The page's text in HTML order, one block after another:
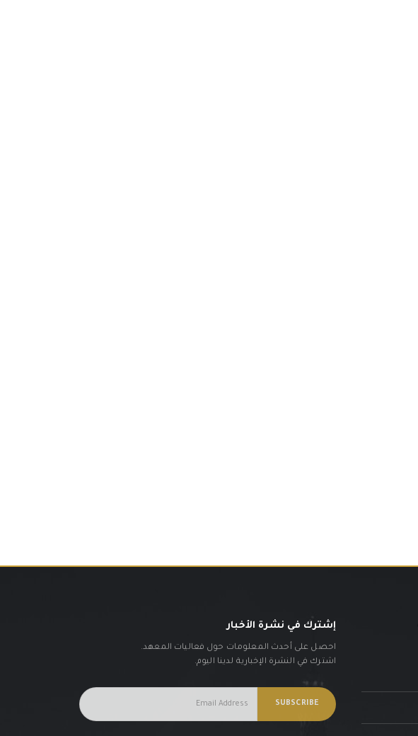
إشترك في نشرة الأخبار
احصل على أحدث المعلومات حول فعاليات المعهد.
اشترك في النشرة الإخبارية لدينا اليوم.